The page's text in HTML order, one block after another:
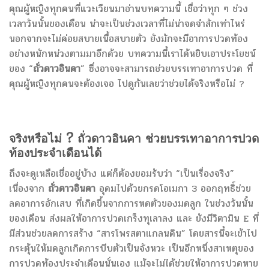
คุณผู้หญิงทุกคนที่แวะเวียนมาอ่านบทความนี้ เชื่อว่าทุก ๆ ช่วง
เวลาวันนั้นของเดือน น่าจะเป็นช่วงเวลาที่ไม่น่าจดจำสักเท่าไหร่
นอกจากจะไม่ค่อยสบายเนื้อสบายตัว ยังมักจะมีอาการปวดท้อง
อย่างหนักหน่วงตามมาอีกด้วย บทความนี้เราได้หยิบเอาประโยชน์
ของ “ถั่วดาวอินคา” ซึ่งอาจจะสามารถช่วยบรรเทาอาการปวด ที่
คุณผู้หญิงทุกคนจะต้องเจอ ไปดูกันเลยว่าช่วยได้จริงหรือไม่ ?
จริงหรือไม่ ? ถั่วดาวอินคา ช่วยบรรเทาอาการปวด
ท้องประจำเดือนได้
ถึงจะดูเหลือเชื่ออยู่บ้าง แต่ก็ต้องยอมรับว่า “เป็นเรื่องจริง”
เนื่องจาก ถั่วดาวอินคา อุดมไปด้วยกรดโอเมกา 3 ออกฤทธิ์ช่วย
ลดอาการอักเสบ ที่เกิดขึ้นจากการหดตัวของมดลูก ในช่วงวันนั้น
ของเดือน ส่งผลให้อาการปวดเกร็งทุเลาลง และ ยังมีวิตามิน E ที่
มีส่วนช่วยลดการสร้าง “สารโพรสตาแกลนดิน” โดยสารนี้จะเข้าไป
กระตุ้นให้มดลูกเกิดการบีบตัวเป็นจังหวะ เป็นอีกหนึ่งสาเหตุของ
การปวดท้องประจำเดือนนั่นเอง แม้จะไม่ได้ช่วยให้อาการปวดหาย